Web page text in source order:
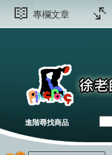
專欄文章
進階尋找商品